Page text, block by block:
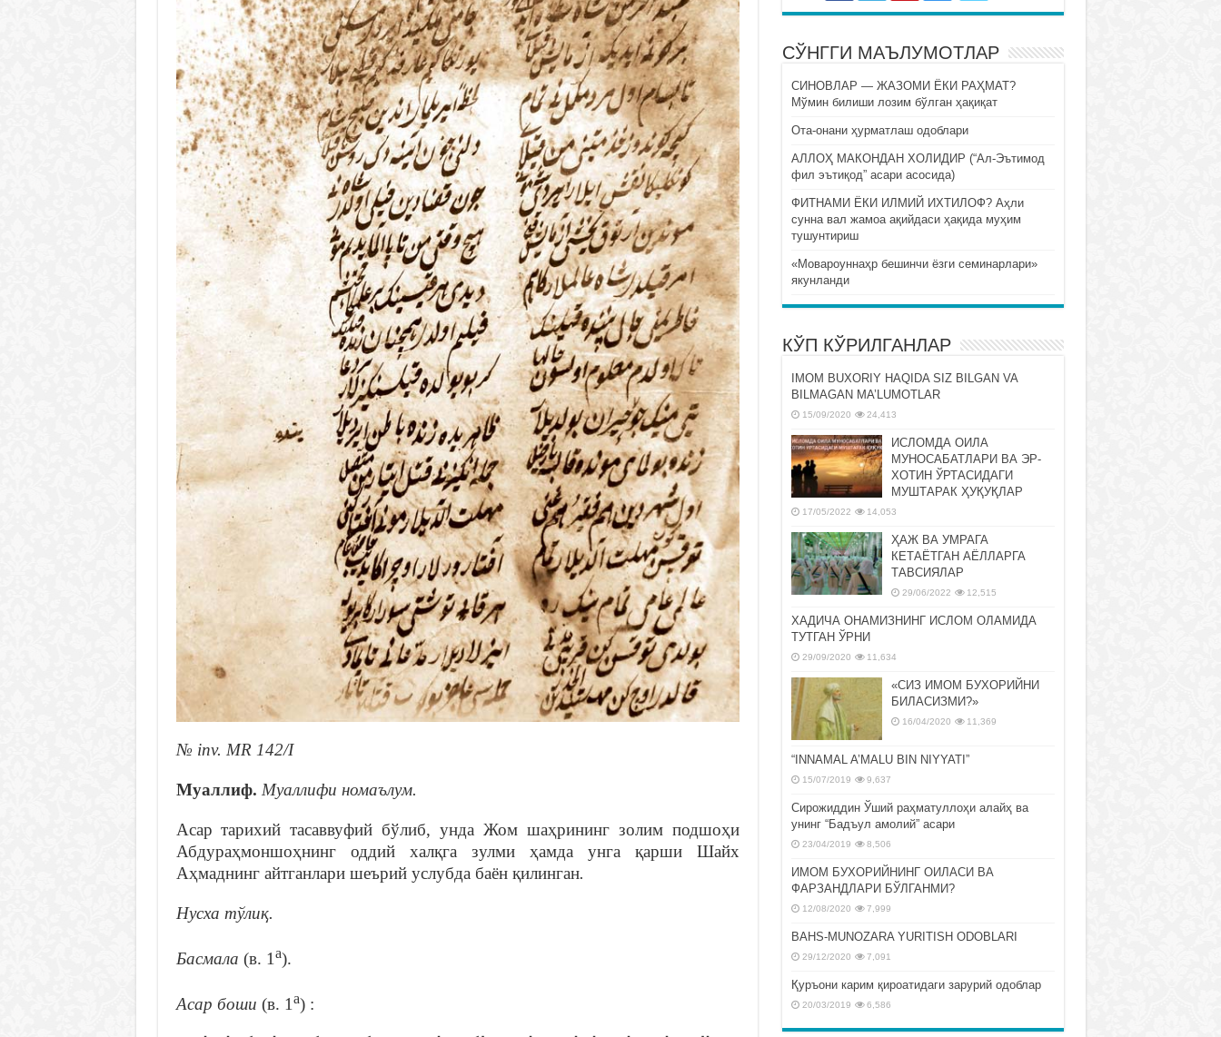
№ inv. MR 142/I
Муаллиф. Муаллифи номаълум.
Асар тарихий тасаввуфий бўлиб, унда Жом шаҳрининг золим подшоҳи
Абдураҳмоншоҳнинг оддий халқга зулми ҳамда унга қарши Шайх
Аҳмаднинг айтганлари шеърий услубда баён қилинган.
Нусха тўлиқ.
Басмала (в. 1 а).
Асар боши (в. 1а) :
СЎНГГИ МАЪЛУМОТЛАР
СИНОВЛАР — ЖАЗОМИ ЁКИ РАҲМАТ?
Мўмин билиши лозим бўлган ҳақиқат
Ота-онани ҳурматлаш одоблари
АЛЛОҲ МАКОНДАН ХОЛИДИР (“Ал-Эътимод
фил эътиқод” асари асосида)
ФИТНАМИ ЁКИ ИЛМИЙ ИХТИЛОФ? Аҳли
сунна вал жамоа ақийдаси ҳақида муҳим
тушунтириш
«Мовароуннаҳр бешинчи ёзги семинарлари»
якунланди
КЎП КЎРИЛГАНЛАР
IMOM BUXORIY HAQIDA SIZ BILGAN VA
BILMAGAN MA’LUMOTLAR
15/09/2020 24,413
ИСЛОМДА ОИЛА
МУНОСАБАТЛАРИ ВА ЭР-
ХОТИН ЎРТАСИДАГИ
МУШТАРАК ҲУҚУҚЛАР
17/05/2022 14,053
ҲАЖ ВА УМРАГА
КЕТАЁТГАН АЁЛЛАРГА
ТАВСИЯЛАР
29/06/2022 12,515
ХАДИЧА ОНАМИЗНИНГ ИСЛОМ ОЛАМИДА
ТУТГАН ЎРНИ
29/09/2020 11,634
«СИЗ ИМОМ БУХОРИЙНИ
БИЛАСИЗМИ?»
16/04/2020 11,369
“INNAMAL A’MALU BIN NIYYATI”
15/07/2019 9,637
Сирожиддин Ўший раҳматуллоҳи алайҳ ва
унинг “Бадъул амолий” асари
23/04/2019 8,506
ИМОМ БУХОРИЙНИНГ ОИЛАСИ ВА
ФАРЗАНДЛАРИ БЎЛГАНМИ?
12/08/2020 7,999
BAHS-MUNOZARA YURITISH ODOBLARI
29/12/2020 7,091
Қуръони карим қироатидаги зарурий одоблар
20/03/2019 6,586